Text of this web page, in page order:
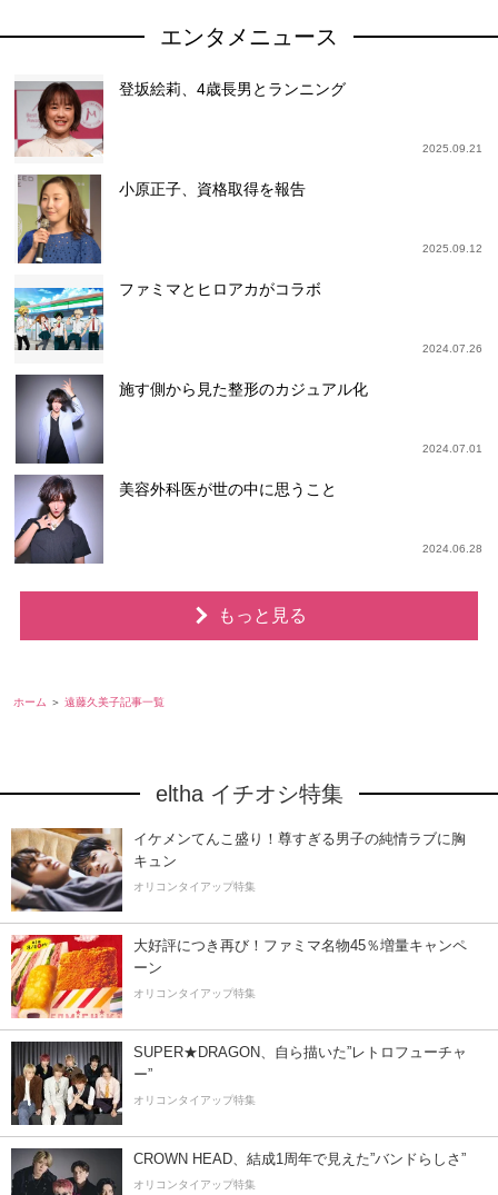
エンタメニュース
登坂絵莉、4歳長男とランニング
2025.09.21
小原正子、資格取得を報告
2025.09.12
ファミマとヒロアカがコラボ
2024.07.26
施す側から見た整形のカジュアル化
2024.07.01
美容外科医が世の中に思うこと
2024.06.28
もっと見る
ホーム 遠藤久美子記事一覧
eltha イチオシ特集
イケメンてんこ盛り！尊すぎる男子の純情ラブに胸
キュン
オリコンタイアップ特集
大好評につき再び！ファミマ名物45％増量キャンペ
ーン
オリコンタイアップ特集
SUPER★DRAGON、自ら描いた”レトロフューチャ
ー”
オリコンタイアップ特集
CROWN HEAD、結成1周年で見えた”バンドらしさ”
オリコンタイアップ特集